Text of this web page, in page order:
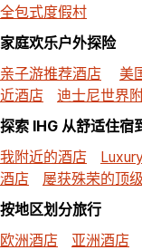
全包式度假村
家庭欢乐户外探险
亲子游推荐酒店
美
近酒店
迪士尼世界
探索 IHG 从舒适住宿
我附近的酒店
酒店
屡获殊荣的顶
按地区划分旅行
欧洲酒店
亚洲酒店